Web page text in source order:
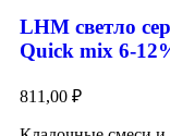
LHM светло
Quick mix 6-
811,00 ₽